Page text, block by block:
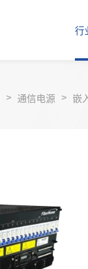
行
> 通信电源 > 嵌